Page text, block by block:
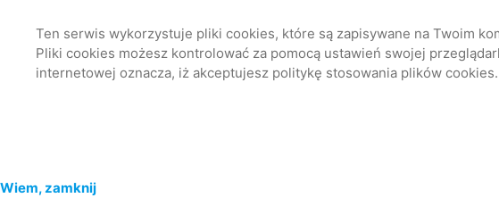
Ten serwis wykorzystuje pliki cookies, które są zapisywane na Twoim
Pliki cookies możesz kontrolować za pomocą ustawień swojej
internetowej oznacza, iż akceptujesz politykę stosowania plików cookies.
Wiem, zamknij